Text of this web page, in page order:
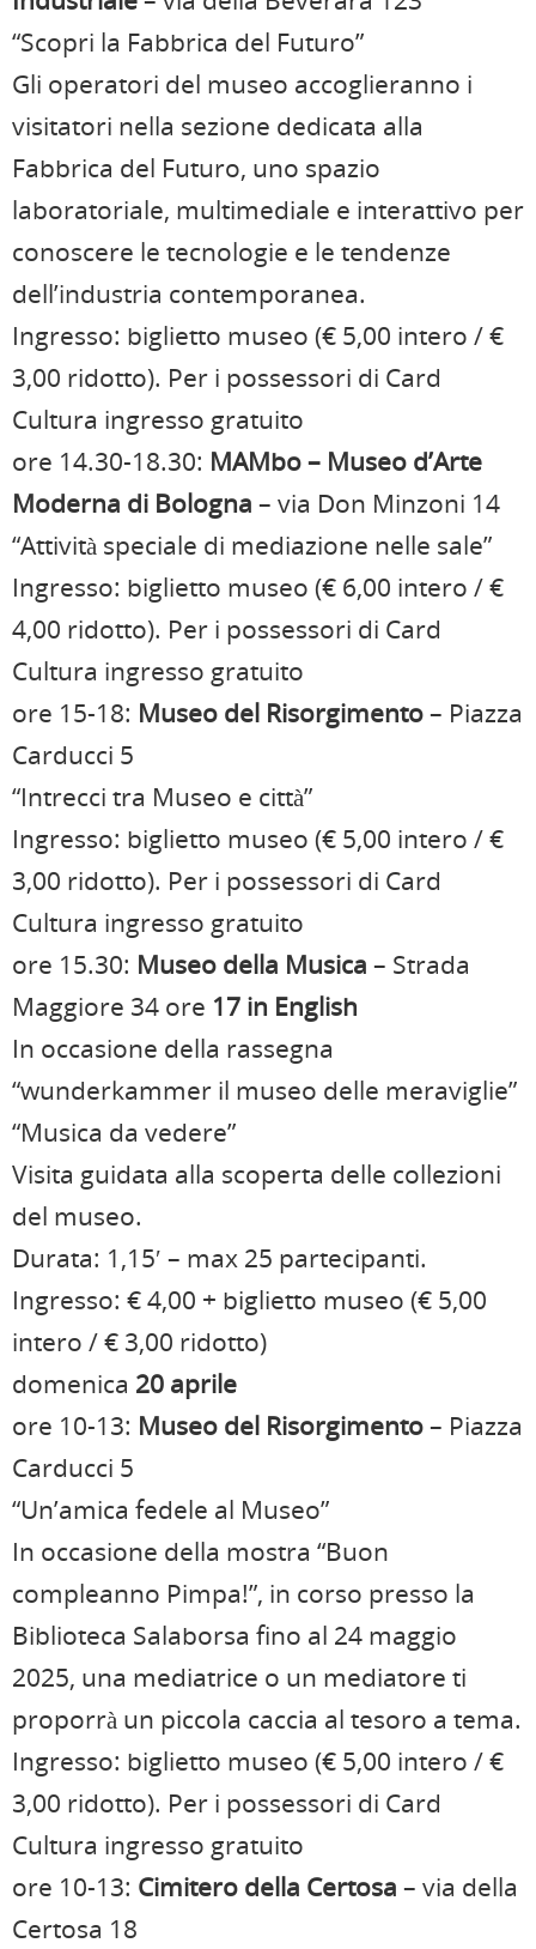
“Scopri la Fabbrica del Futuro”
Gli operatori del museo accoglieranno i
visitatori nella sezione dedicata alla
Fabbrica del Futuro, uno spazio
laboratoriale, multimediale e interattivo per
conoscere le tecnologie e le tendenze
dell’industria contemporanea.
Ingresso: biglietto museo (€ 5,00 intero / €
3,00 ridotto). Per i possessori di Card
Cultura ingresso gratuito
ore 14.30-18.30: MAMbo – Museo d’Arte
Moderna di Bologna – via Don Minzoni 14
“Attività speciale di mediazione nelle sale”
Ingresso: biglietto museo (€ 6,00 intero / €
4,00 ridotto). Per i possessori di Card
Cultura ingresso gratuito
ore 15-18: Museo del Risorgimento– Piazza
Carducci 5
“Intrecci tra Museo e città”
Ingresso: biglietto museo (€ 5,00 intero / €
3,00 ridotto). Per i possessori di Card
Cultura ingresso gratuito
ore 15.30: Museo della Musica – Strada
Maggiore 34 ore 17 in English
In occasione della rassegna
“wunderkammer il museo delle meraviglie”
“Musica da vedere”
Visita guidata alla scoperta delle collezioni
del museo.
Durata: 1,15′ – max 25 partecipanti.
Ingresso: € 4,00 + biglietto museo (€ 5,00
intero / € 3,00 ridotto)
domenica 20 aprile
ore 10-13: Museo del Risorgimento– Piazza
Carducci 5
“Un’amica fedele al Museo”
In occasione della mostra “Buon
compleanno Pimpa!”, in corso presso la
Biblioteca Salaborsa fino al 24 maggio
2025, una mediatrice o un mediatore ti
proporrà un piccola caccia al tesoro a tema.
Ingresso: biglietto museo (€ 5,00 intero / €
3,00 ridotto). Per i possessori di Card
Cultura ingresso gratuito
ore 10-13: Cimitero della Certosa – via della
Certosa 18